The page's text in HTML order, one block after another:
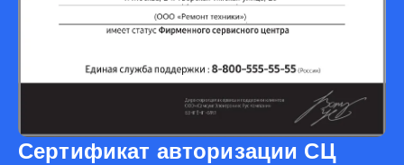
Сертификат авторизации СЦ